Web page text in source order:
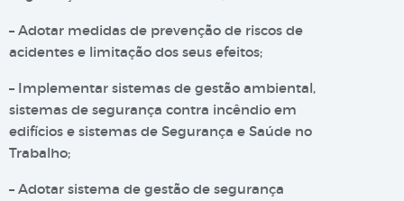
– Adotar medidas de prevenção de riscos de
acidentes e limitação dos seus efeitos;
– Implementar sistemas de gestão ambiental,
sistemas de segurança contra incêndio em
edifícios e sistemas de Segurança e Saúde no
Trabalho;
– Adotar sistema de gestão de segurança